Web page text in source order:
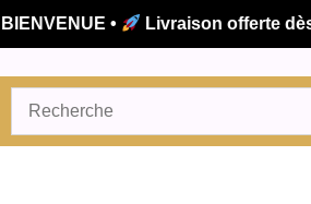
• Livraison offerte dès